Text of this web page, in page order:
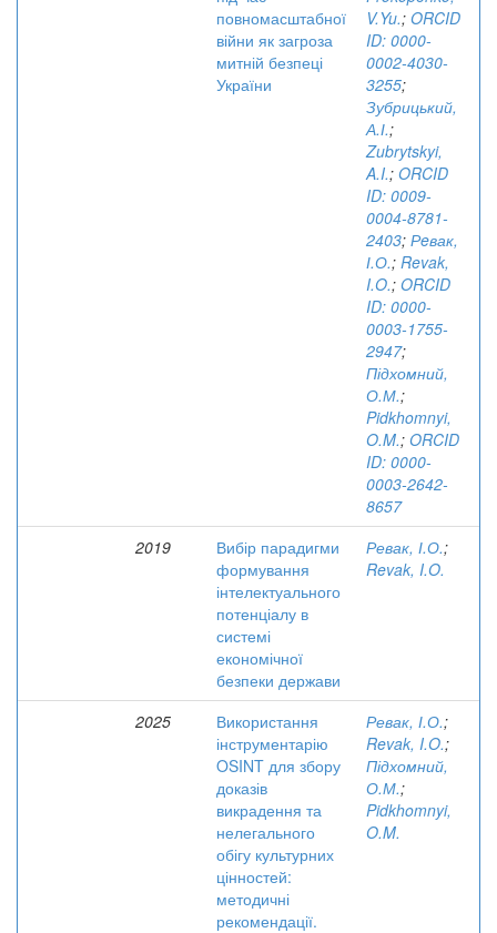
повномасштабної
війни як загроза
митній безпеці
України
V.Yu.; ORCID
ID: 0000-
0002-4030-
3255;
Зубрицький,
А.І.;
Zubrytskyi,
A.I.; ORCID
ID: 0009-
0004-8781-
2403; Рeвак,
І.О.; Revak,
I.O.; ORCID
ID: 0000-
0003-1755-
2947;
Підхомний,
О.М.;
Pidkhomnyi,
O.M.; ORCID
ID: 0000-
0003-2642-
8657
2019
Вибір парадигми
формування
інтелектуального
потенціалу в
системі
економічної
безпеки держави
Ревак, І.О.;
Revak, I.O.
2025
Використання
інструментарію
OSINT для збору
доказів
викрадення та
нелегального
обігу культурних
цінностей:
методичні
рекомендації.
Ревак, І.О.;
Revak, I.O.;
Підхомний,
О.М.;
Pidkhomnyi,
O.M.